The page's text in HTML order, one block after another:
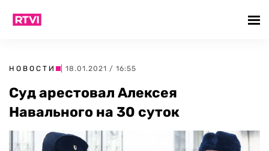
НОВОСТИ | 18.01.2021 / 16:55
Суд арестовал Алексея
Навального на 30 суток